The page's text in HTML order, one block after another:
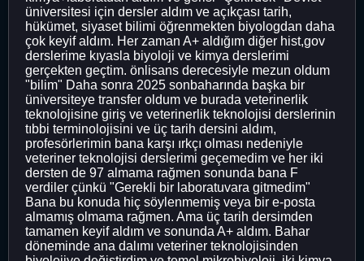
üniversitesi için dersler aldım ve açıkçası tarih,
hükümet, siyaset bilimi öğrenmekten biyologdan daha
çok keyif aldım. Her zaman A+ aldığım diğer hist,gov
derslerime kıyasla biyoloji ve kimya derslerimi
gerçekten geçtim. önlisans derecesiyle mezun oldum
"bilim" Daha sonra 2025 sonbaharında başka bir
üniversiteye transfer oldum ve burada veterinerlik
teknolojisine giriş ve veterinerlik teknolojisi derslerinin
tıbbi terminolojisini ve üç tarih dersini aldım,
profesörlerimin bana karşı ırkçı olması nedeniyle
veteriner teknolojisi derslerimi geçemedim ve her iki
dersten de 97 almama rağmen sonunda bana F
verdiler çünkü "Gerekli bir laboratuvara gitmedim"
Bana bu konuda hiç söylenmemiş veya bir e-posta
almamış olmama rağmen. Ama üç tarih dersimden
tamamen keyif aldım ve sonunda A+ aldım. Bahar
döneminde ana dalımı veteriner teknolojisinden